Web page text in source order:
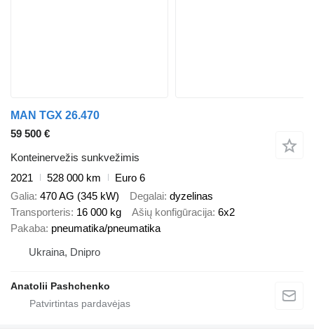
MAN TGX 26.470
59 500 €
Konteinervežis sunkvežimis
2021
528 000 km
Euro 6
Galia 470 AG (345 kW) Degalai dyzelinas
Transporteris 16 000 kg Ašių konfigūracija 6x2
Pakaba pneumatika/pneumatika
Ukraina, Dnipro
Anatolii Pashchenko